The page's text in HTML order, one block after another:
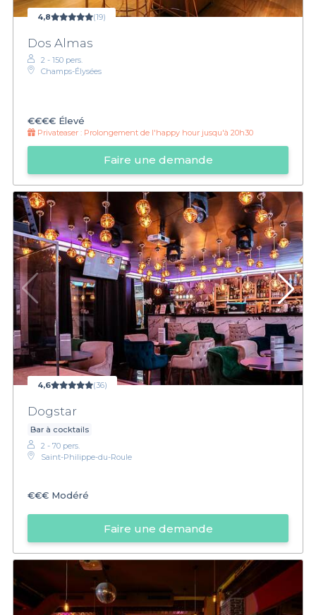
4,8 (19)
Dos Almas
2 - 150 pers.
Champs-Élysées
€€€€ Élevé
Privateaser : Prolongement de l'happy hour jusqu'à 20h30
Faire une demande
4,6 (36)
Dogstar
Bar à cocktails
2 - 70 pers.
Saint-Philippe-du-Roule
€€€ Modéré
Faire une demande